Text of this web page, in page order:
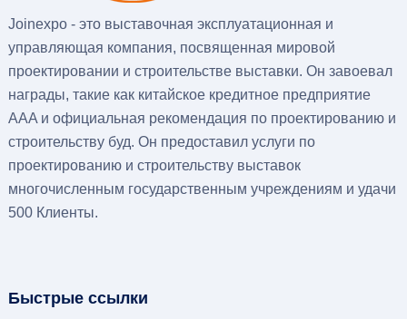
Joinexpo - это выставочная эксплуатационная и
управляющая компания, посвященная мировой
проектировании и строительстве выставки. Он завоевал
награды, такие как китайское кредитное предприятие
AAA и официальная рекомендация по проектированию и
строительству буд. Он предоставил услуги по
проектированию и строительству выставок
многочисленным государственным учреждениям и удачи
500 Клиенты.
Быстрые ссылки